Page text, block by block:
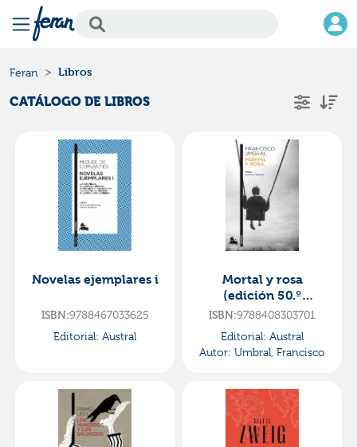
Feran Libros
CATÁLOGO DE LIBROS
Novelas ejemplares i
ISBN:9788467033625
Editorial: Austral
Mortal y rosa
(edición 50.º
aniversario)
ISBN:9788408303701
Editorial: Austral
Autor: Umbral, Francisco